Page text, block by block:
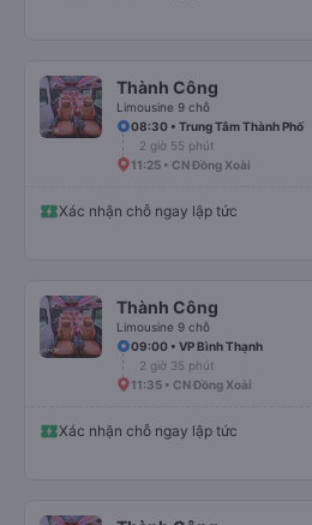
Thành Công
Limousine 9 chỗ
08:30 • Trung Tâm Thành Phố
2 giờ 55 phút
11:25 • CN Đồng Xoài
Xác nhận chỗ ngay lập tức
Thành Công
Limousine 9 chỗ
09:00 • VP Bình Thạnh
2 giờ 35 phút
11:35 • CN Đồng Xoài
Xác nhận chỗ ngay lập tức